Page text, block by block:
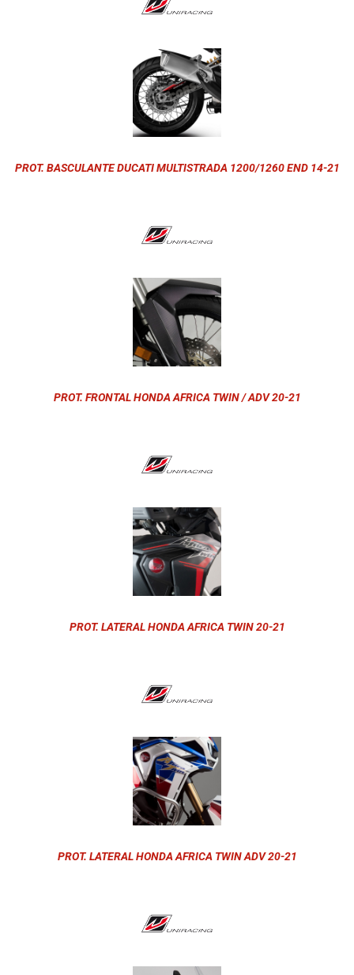
PROT. BASCULANTE DUCATI MULTISTRADA 1200/1260 END 14-21
PROT. FRONTAL HONDA AFRICA TWIN / ADV 20-21
PROT. LATERAL HONDA AFRICA TWIN 20-21
PROT. LATERAL HONDA AFRICA TWIN ADV 20-21